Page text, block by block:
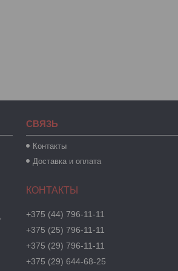
СВЯЗЬ
Контакты
Доставка и оплата
+375 (44) 796-11-11
+375 (25) 796-11-11
+375 (29) 796-11-11
+375 (29) 644-68-25